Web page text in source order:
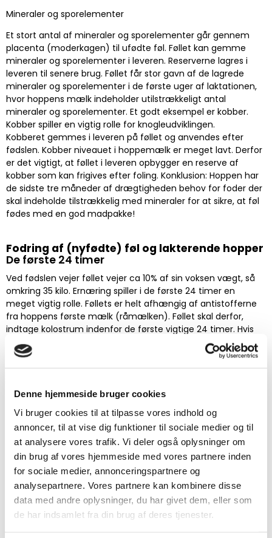
Denne hjemmeside bruger cookies
Vi bruger cookies til at tilpasse vores indhold og
annoncer, til at vise dig funktioner til sociale medier og til
at analysere vores trafik. Vi deler også oplysninger om
din brug af vores hjemmeside med vores partnere inden
for sociale medier, annonceringspartnere og
analysepartnere. Vores partnere kan kombinere disse
data med andre oplysninger, du har givet dem, eller som
de har indsamlet fra din brug af deres tjenester.
Mineraler og sporelementer
Et stort antal af mineraler og sporelementer går gennem
placenta (moderkagen) til ufødte føl. Føllet kan gemme
mineraler og sporelementer i leveren. Reserverne lagres i
leveren til senere brug. Føllet får stor gavn af de lagrede
mineraler og sporelementer i de første uger af laktationen,
hvor hoppens mælk indeholder utilstrækkeligt antal
mineraler og sporelementer. Et godt eksempel er kobber.
Kobber spiller en vigtig rolle for knogleudviklingen.
Kobberet gemmes i leveren på føllet og anvendes efter
fødslen. Kobber niveauet i hoppemælk er meget lavt. Derfor
er det vigtigt, at føllet i leveren opbygger en reserve af
kobber som kan frigives efter foling. Konklusion: Hoppen har
de sidste tre måneder af drægtigheden behov for foder der
skal indeholde tilstrækkelig med mineraler for at sikre, at føl
fødes med en god madpakke!
Fodring af (nyfødte) føl og lakterende hopper
De første 24 timer
Ved fødslen vejer føllet vejer ca 10% af sin voksen vægt, så
omkring 35 kilo. Ernæring spiller i de første 24 timer en
meget vigtig rolle. Føllets er helt afhængig af antistofferne
fra hoppens første mælk (råmælken). Føllet skal derfor,
indtage kolostrum indenfor de første vigtige 24 timer. Hvis
det af en eller anden grund ikke lykkes (føllet vil ikke drikke,
hoppen afviser føl mm.), skal du med det samme skaffe
råmælk et andet sted fra.
kan skaffes viadøgnservice.
timer (med en spændvidde fra 0,5 til 7 timer) efter fødslen.
Et føl drikker i løbet af de første 12 timer en total mængde på
3-5 liter råmælk/ mælk. Inden
Hvad sker der, når et sundt føl er født?
En sundt føl vil indenfor:
Stå op <0-2 timer
Drikker <2-4 timer
Galop <4 timer
Urinere <8 timer